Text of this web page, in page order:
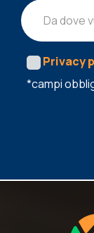
Da dove
Privacy
*campi